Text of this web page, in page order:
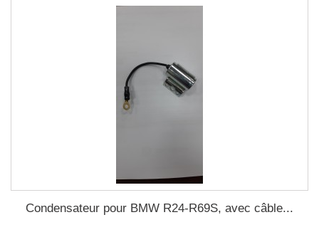
Condensateur pour BMW R24-R69S, avec câble...